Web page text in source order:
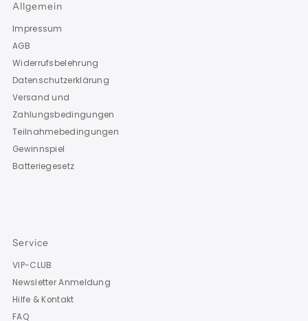
Allgemein
Impressum
AGB
Widerrufsbelehrung
Datenschutzerklärung
Versand und
Zahlungsbedingungen
Teilnahmebedingungen
Gewinnspiel
Batteriegesetz
Service
VIP-CLUB
Newsletter Anmeldung
Hilfe & Kontakt
FAQ